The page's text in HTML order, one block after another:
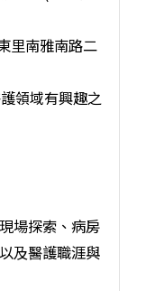
里南雅南路二
領域有興趣之
場探索、病房
及醫護職涯與